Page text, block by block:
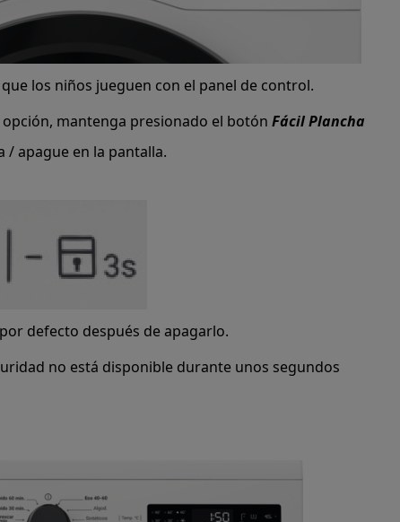
los niños jueguen con el panel de control.
mantenga presionado el botón Fácil Plancha
/ apague en la pantalla.
defecto después de apagarlo.
no está disponible durante unos segundos